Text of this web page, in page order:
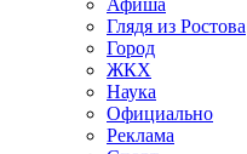
Афиша
Глядя из Ростова
Город
ЖКХ
Наука
Официально
Реклама